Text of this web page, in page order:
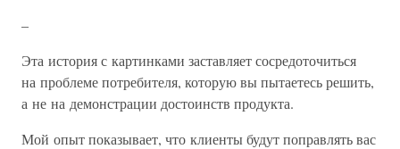
–
Эта история с картинками заставляет сосредоточиться
на проблеме потребителя, которую вы пытаетесь решить,
а не на демонстрации достоинств продукта.
Мой опыт показывает, что клиенты будут поправлять вас